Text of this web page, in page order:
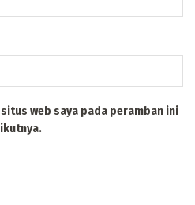
web saya pada peramban ini